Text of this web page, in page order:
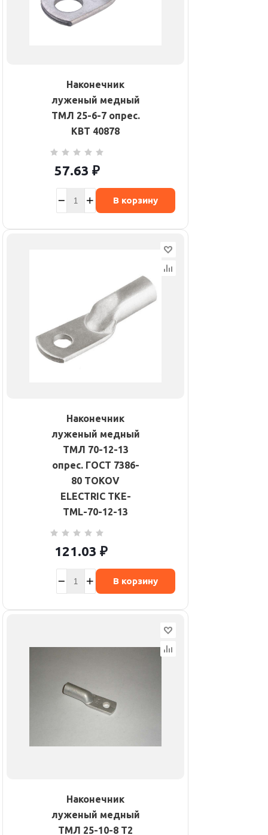
Наконечник
луженый медный
ТМЛ 25-6-7 опрес.
КВТ 40878
57.63 ₽
В корзину
Наконечник
луженый медный
ТМЛ 70-12-13
опрес. ГОСТ 7386-
80 TOKOV
ELECTRIC TKE-
TML-70-12-13
121.03 ₽
В корзину
Наконечник
луженый медный
ТМЛ 25-10-8 Т2